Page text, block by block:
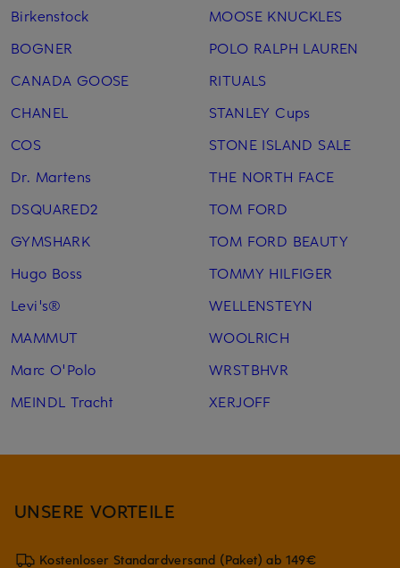
Birkenstock
BOGNER
CANADA GOOSE
CHANEL
COS
Dr. Martens
DSQUARED2
GYMSHARK
Hugo Boss
Levi's®
MAMMUT
Marc O'Polo
MEINDL Tracht
MOOSE KNUCKLES
POLO RALPH LAUREN
RITUALS
STANLEY Cups
STONE ISLAND SALE
THE NORTH FACE
TOM FORD
TOM FORD BEAUTY
TOMMY HILFIGER
WELLENSTEYN
WOOLRICH
WRSTBHVR
XERJOFF
UNSERE VORTEILE
Kostenloser Standardversand (Paket) ab 149€